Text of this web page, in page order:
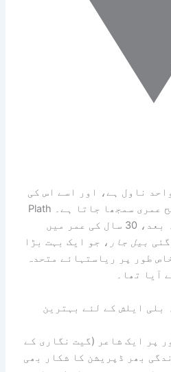
ناول ہے، اور اسے اس کی
اپنی زندگی کا نیم سوانح عمری سمجھا جاتا ہے۔ Plath
کی رہائی کے صرف ایک ماہ بعد، 30 سال کی عمر میں
بیل جار ، جو ایک بہت بڑا
طور پر ریاستہائے متحدہ
بلی ایلش کے لئے بہترین
پر ایک شاعر (گیت نگاری کے
بھر ڈپریشن کا شکار بھی